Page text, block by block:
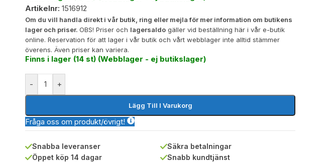
Artikelnr:1516912
Om du vill handla direkt i vår butik, ring eller mejla för mer information om butikens
lager och priser.OBS! Priser och lagersaldo gäller vid beställning här i vår e-butik
online. Reservation för att lager i vår butik och vårt webblager inte alltid stämmer
överens. Även priser kan variera.
Finns i lager (14 st) (Webblager - ej butikslager)
- +
Lägg Till I Varukorg
Fråga oss om produkt/övrigt!
Snabba leveranser
Öppet köp 14 dagar
Säkra betalningar
Snabb kundtjänst